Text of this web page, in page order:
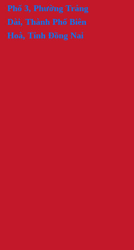
Phố 3, Phường Trảng
Dài, Thành Phố Biên
Hoà, Tỉnh Đồng Nai